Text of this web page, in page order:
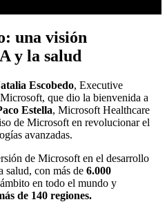
una visión
y la salud
Escobedo, Executive
que dio la bienvenida a
Estella, Microsoft Healthcare
de Microsoft en revolucionar el
avanzadas.
de Microsoft en el desarrollo
salud, con más de 6.000
en todo el mundo y
de 140 regiones.